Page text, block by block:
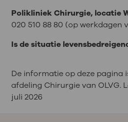
Polikliniek Chirurgie, locatie
020 510 88 80 (op werkdagen
Is de situatie
De informatie op deze pagina
afdeling Chirurgie van OLVG.
juli 2026